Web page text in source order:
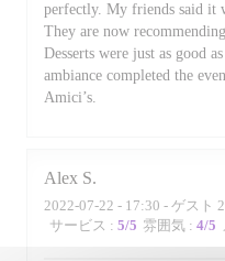
perfectly. My friends said it
They are now
Desserts were just as good
ambiance completed the
Amici’s.
Alex S
2022-07-22 - 17:30 - ゲスト 2
サービス : 5/5 雰囲気 : 4/5